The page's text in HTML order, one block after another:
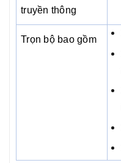
truyền thông
Trọn bộ bao gồm